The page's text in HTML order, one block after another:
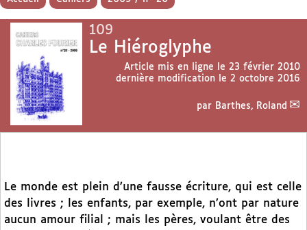
109
Le Hiéroglyphe
Article mis en ligne le 23 février 2010
dernière modification le 2 octobre 2016
par Barthes, Roland
Le monde est plein d’une fausse écriture, qui est celle
des livres ; les enfants, par exemple, n’ont par nature
aucun amour filial ; mais les pères, voulant être des